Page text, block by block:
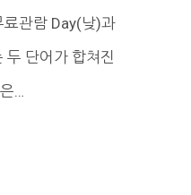
관람 Day(낮)과
단어가 합쳐진
…